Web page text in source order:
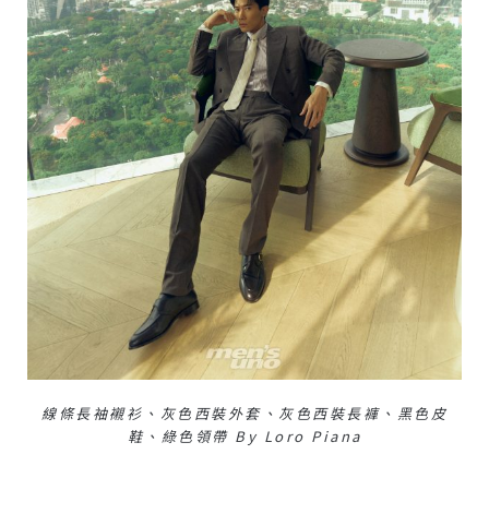
線條長袖襯衫、灰色西裝外套、灰色西裝長褲、黑色皮
鞋、綠色領帶 By Loro Piana